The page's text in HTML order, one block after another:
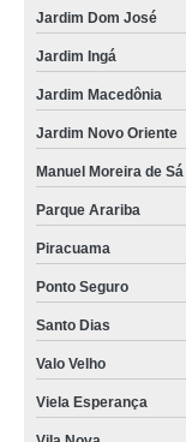
aquecedores solares
aquecedor de água
comprar aquecedor
aquecedor solar baixo
aquecedor solar para
aquecedor solar baixo
aquecedor solar
Jardim Dom José
Jardim Ingá
Jardim Macedônia
Jardim Novo Oriente
Manuel Moreira de Sá
Parque Arariba
Piracuama
Ponto Seguro
Santo Dias
Valo Velho
Viela Esperança